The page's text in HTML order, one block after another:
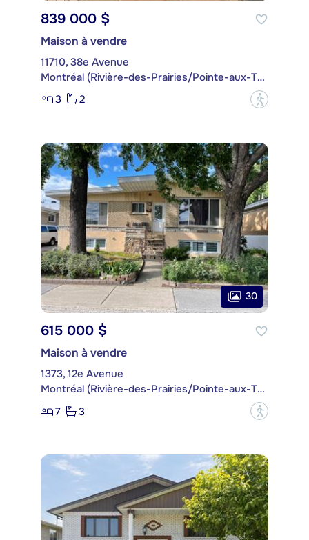
839 000 $
Maison à vendre
11710, 38e Avenue
Montréal (Rivière-des-Prairies/Pointe-aux-Trembles)
3
2 ?
30
615 000 $
Maison à vendre
1373, 12e Avenue
Montréal (Rivière-des-Prairies/Pointe-aux-Trembles)
7
3 ?